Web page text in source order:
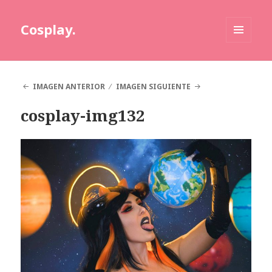
Cosplay.
IMAGEN ANTERIOR
IMAGEN SIGUIENTE
cosplay-img132